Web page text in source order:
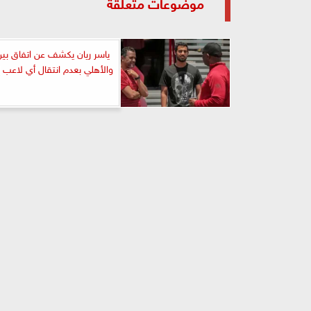
ياسر ريان يكشف عن اتفاق
والأهلي بعدم انتقال أي لاعب